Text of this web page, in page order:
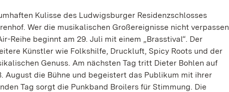
Kulisse des Ludwigsburger Residenzschlosses
Wer die musikalischen Großereignisse nicht verpassen
Reihe beginnt am 29. Juli mit einem „Brasstival“. Der
Künstler wie Folkshilfe, Druckluft, Spicy Roots und der
Genuss. Am nächsten Tag tritt Dieter Bohlen auf
die Bühne und begeistert das Publikum mit ihrer
Tag sorgt die Punkband Broilers für Stimmung. Die